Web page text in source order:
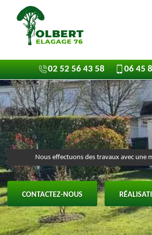
02 52 56 43 58 06 45
Nous effectuons des travaux avec une
CONTACTEZ-NOUS